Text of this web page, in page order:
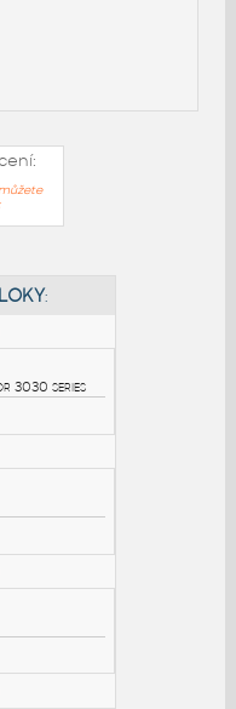
BLOKY:
:
for 3030 series